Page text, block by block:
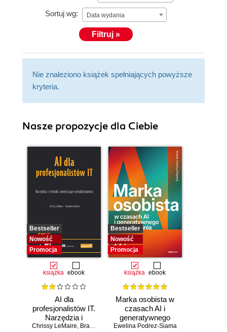
Sortuj wg: Data wydania
Filtruj »
Nie znaleziono książek spełniających powyższe
kryteria.
Nasze propozycje dla Ciebie
Bestseller
Nowość
Promocja
książka ebook
AI dla
profesjonalistów IT.
Narzędzia i
techniki
Chrissy LeMaire, Brandon Abshire
Bestseller
Nowość
Promocja
książka ebook
Marka osobista w
czasach AI i
generatywnego
wyszukiwania
Ewelina Podrez-Siama